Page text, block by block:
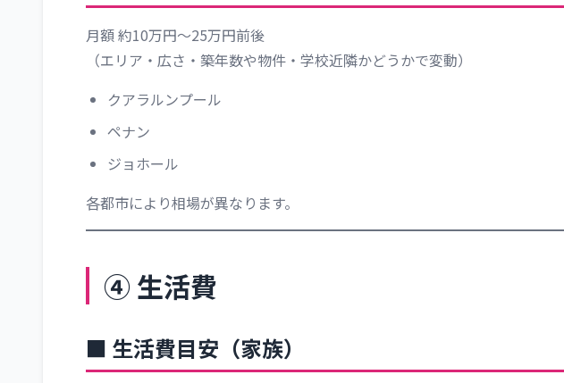
月額 約10万円～25万円前後
（エリア・広さ・築年数や物件・学校近隣かどうかで変動）
クアラルンプール
ペナン
ジョホール
各都市により相場が異なります。
④ 生活費
■ 生活費目安（家族）